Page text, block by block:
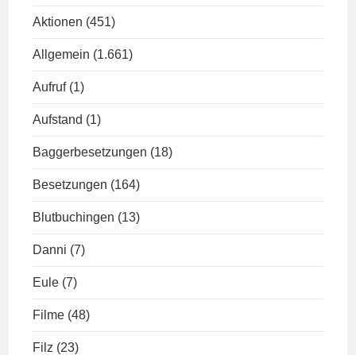
Aktionen (451)
Allgemein (1.661)
Aufruf (1)
Aufstand (1)
Baggerbesetzungen (18)
Besetzungen (164)
Blutbuchingen (13)
Danni (7)
Eule (7)
Filme (48)
Filz (23)